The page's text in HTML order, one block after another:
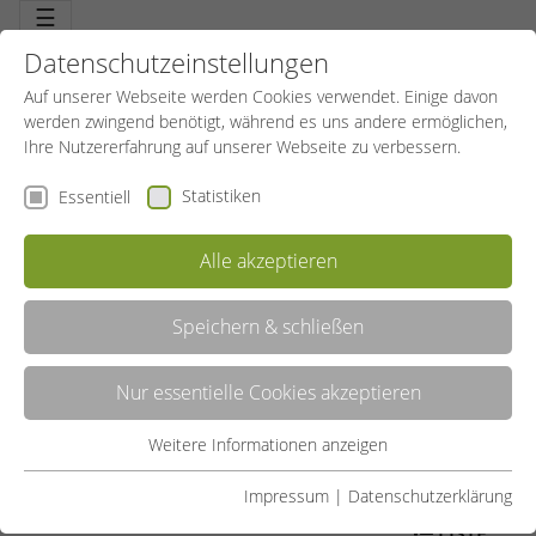
☰
LUNGENSPORT
Speziell für Patienten mit chronischen Atemwegs- und
Lungenkrankheiten. Qualifizierte Kursleitungen zeigen, dass mit
angepasstem Training Verbesserungen von Kraft, Ausdauer und
Koordination mit viel Spaß möglich sind. Mit – aber auch ohne
Datenschutzeinstellungen
Auf unserer Webseite werden Cookies verwendet. Einige davon
werden zwingend benötigt, während es uns andere ermöglichen,
Ihre Nutzererfahrung auf unserer Webseite zu verbessern.
Essentiell Statistiken
Alle akzeptieren
Speichern & schließen
Nur essentielle Cookies akzeptieren
Essentielle Cookies werden für grundlegende Funktionen der
Weitere Informationen anzeigen
Impressum | Datenschutzerklärung